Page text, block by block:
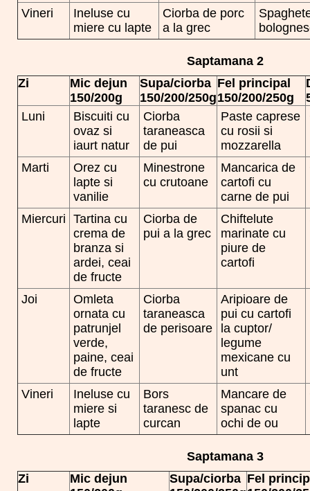
Vineri
Ineluse cu
miere cu lapte
Ciorba de porc
a la grec
Saptamana 2
Zi
Mic dejun
150/200g
Supa/ciorba
150/200/250g
Fel principal
150/200/250g
Luni
Biscuiti cu
ovaz si
iaurt natur
Ciorba
taraneasca
de pui
Paste caprese
cu rosii si
mozzarella
Marti
Orez cu
lapte si
vanilie
Minestrone
cu crutoane
Mancarica de
cartofi cu
carne de pui
Miercuri Tartina cu
crema de
branza si
ardei, ceai
de fructe
Ciorba de
pui a la grec
Chiftelute
marinate cu
piure de
cartofi
Joi
Omleta
ornata cu
patrunjel
verde,
paine, ceai
de fructe
Ciorba
taraneasca
de perisoare
Aripioare de
pui cu cartofi
la cuptor/
legume
mexicane cu
unt
Vineri
Ineluse cu
miere si
lapte
Bors
taranesc de
curcan
Mancare de
spanac cu
ochi de ou
Saptamana 3
Zi
Mic dejun
Supa/ciorba Fel